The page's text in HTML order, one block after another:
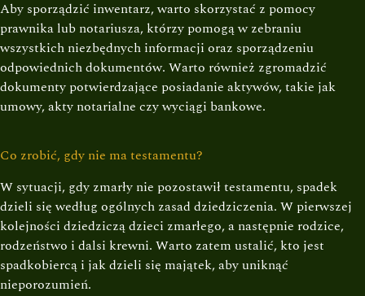
Aby sporządzić inwentarz, warto skorzystać z pomocy
prawnika lub notariusza, którzy pomogą w zebraniu
wszystkich niezbędnych informacji oraz sporządzeniu
odpowiednich dokumentów. Warto również zgromadzić
dokumenty potwierdzające posiadanie aktywów, takie jak
umowy, akty notarialne czy wyciągi bankowe.
Co zrobić, gdy nie ma testamentu?
W sytuacji, gdy zmarły nie pozostawił testamentu, spadek
dzieli się według ogólnych zasad dziedziczenia. W pierwszej
kolejności dziedziczą dzieci zmarłego, a następnie rodzice,
rodzeństwo i dalsi krewni. Warto zatem ustalić, kto jest
spadkobiercą i jak dzieli się majątek, aby uniknąć
nieporozumień.